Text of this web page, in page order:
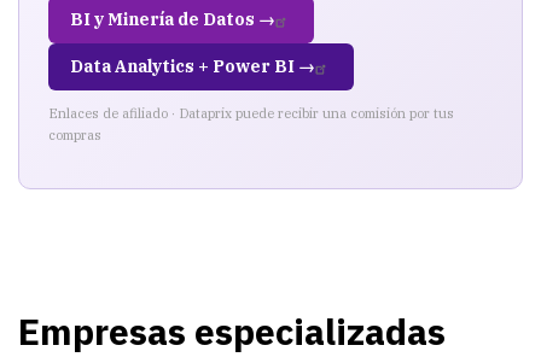
BI y Minería de Datos →
Data Analytics + Power BI →
Enlaces de afiliado · Dataprix puede recibir una comisión por tus
compras
Empresas especializadas